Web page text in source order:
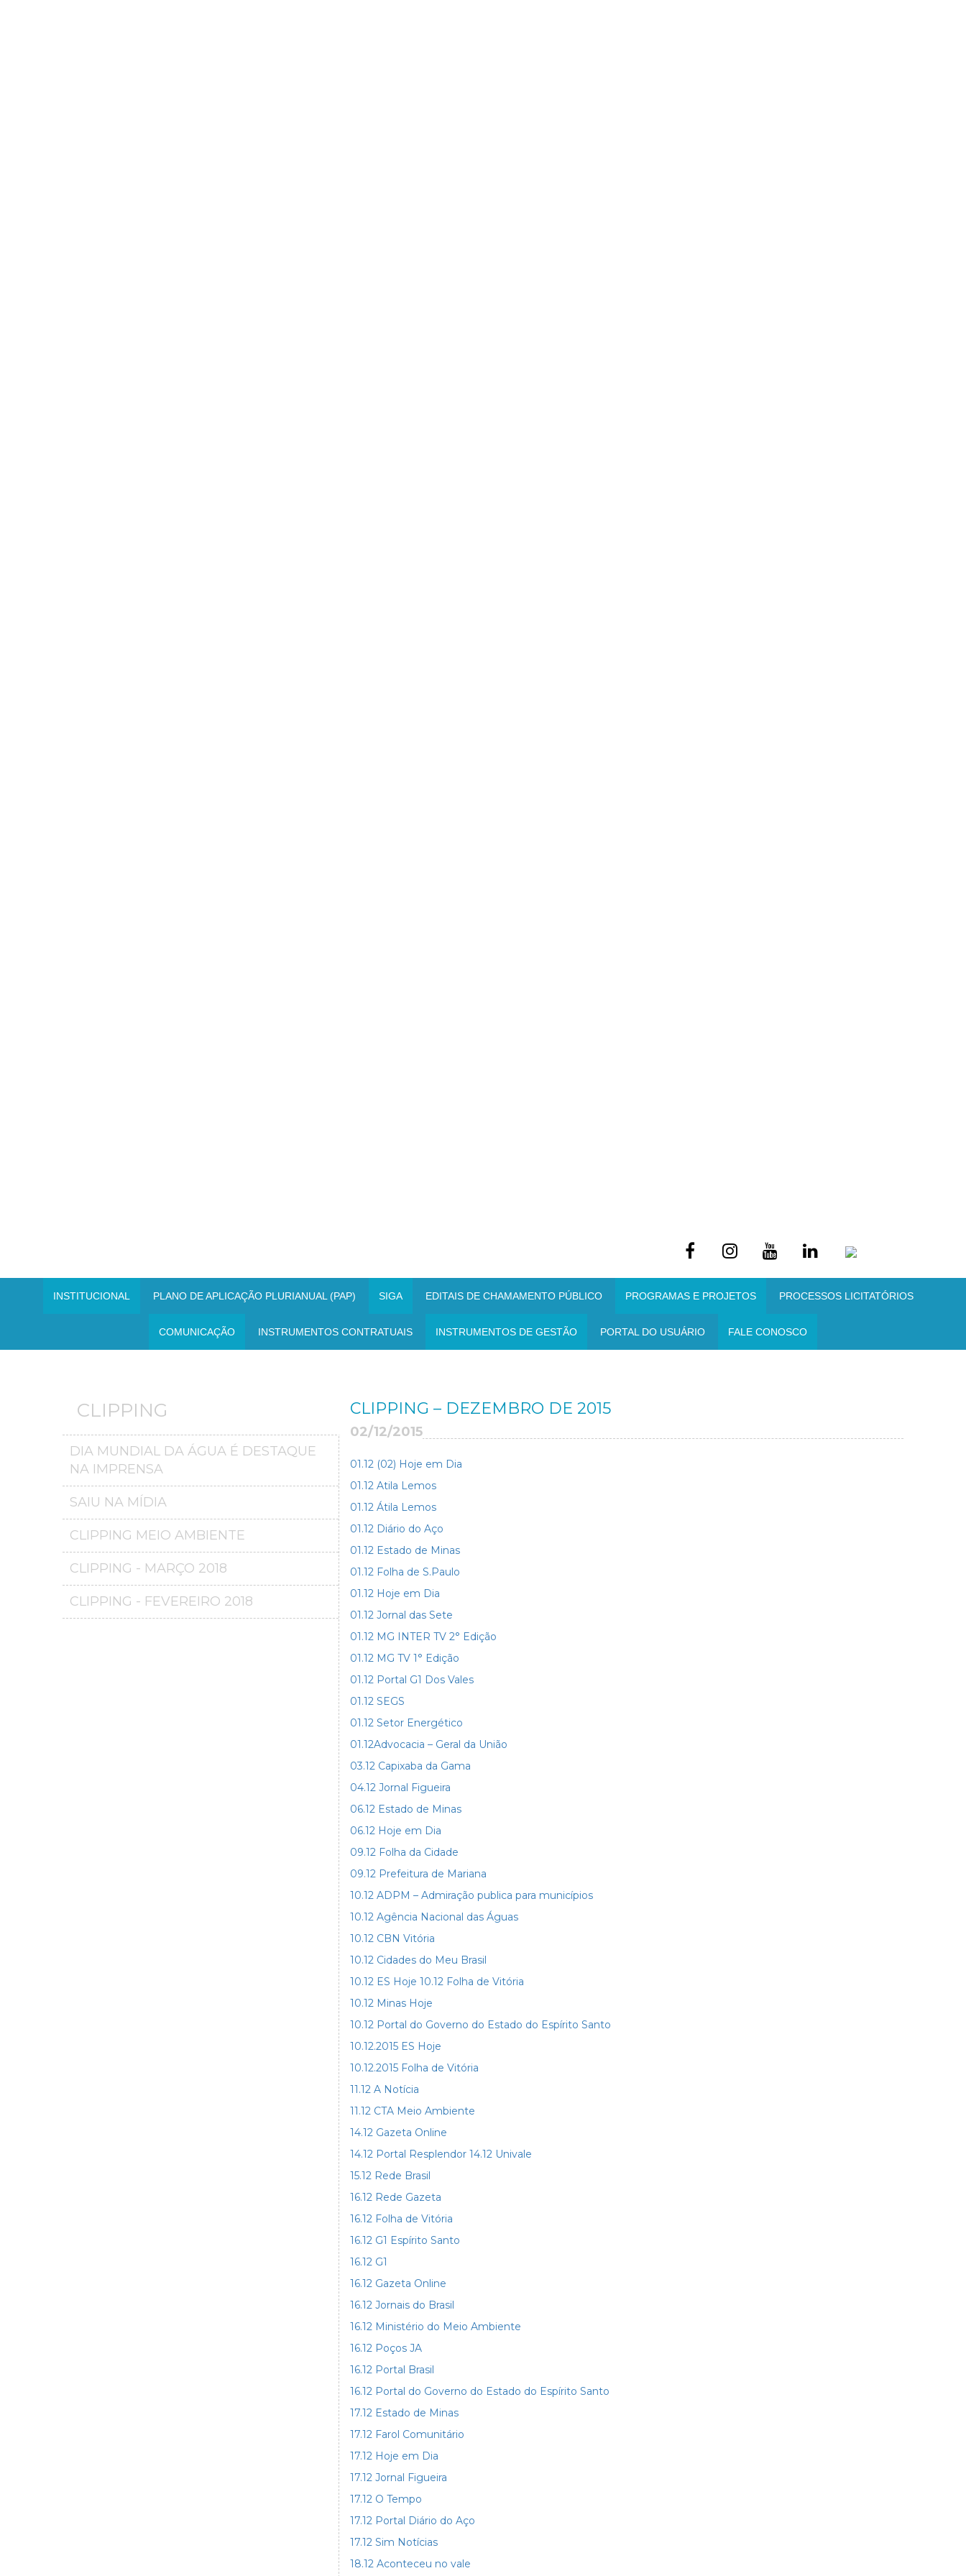
INSTITUCIONAL PLANO DE APLICAÇÃO PLURIANUAL (PAP) SIGA EDITAIS DE CHAMAMENTO PÚBLICO PROGRAMAS E PROJETOS PROCESSOS LICITATÓRIOS
COMUNICAÇÃO INSTRUMENTOS CONTRATUAIS INSTRUMENTOS DE GESTÃO PORTAL DO USUÁRIO FALE CONOSCO
CLIPPING
DIA MUNDIAL DA ÁGUA É DESTAQUE
NA IMPRENSA
SAIU NA MÍDIA
CLIPPING MEIO AMBIENTE
CLIPPING - MARÇO 2018
CLIPPING - FEVEREIRO 2018
CLIPPING – DEZEMBRO DE 2015
02/12/2015
01.12 (02) Hoje em Dia
01.12 Atila Lemos
01.12 Átila Lemos
01.12 Diário do Aço
01.12 Estado de Minas
01.12 Folha de S.Paulo
01.12 Hoje em Dia
01.12 Jornal das Sete
01.12 MG INTER TV 2° Edição
01.12 MG TV 1° Edição
01.12 Portal G1 Dos Vales
01.12 SEGS
01.12 Setor Energético
01.12Advocacia – Geral da União
03.12 Capixaba da Gama
04.12 Jornal Figueira
06.12 Estado de Minas
06.12 Hoje em Dia
09.12 Folha da Cidade
09.12 Prefeitura de Mariana
10.12 ADPM – Admiração publica para municípios
10.12 Agência Nacional das Águas
10.12 CBN Vitória
10.12 Cidades do Meu Brasil
10.12 ES Hoje 10.12 Folha de Vitória
10.12 Minas Hoje
10.12 Portal do Governo do Estado do Espírito Santo
10.12.2015 ES Hoje
10.12.2015 Folha de Vitória
11.12 A Notícia
11.12 CTA Meio Ambiente
14.12 Gazeta Online
14.12 Portal Resplendor 14.12 Univale
15.12 Rede Brasil
16.12 Rede Gazeta
16.12 Folha de Vitória
16.12 G1 Espírito Santo
16.12 G1
16.12 Gazeta Online
16.12 Jornais do Brasil
16.12 Ministério do Meio Ambiente
16.12 Poços JA
16.12 Portal Brasil
16.12 Portal do Governo do Estado do Espírito Santo
17.12 Estado de Minas
17.12 Farol Comunitário
17.12 Hoje em Dia
17.12 Jornal Figueira
17.12 O Tempo
17.12 Portal Diário do Aço
17.12 Sim Notícias
18.12 Aconteceu no vale